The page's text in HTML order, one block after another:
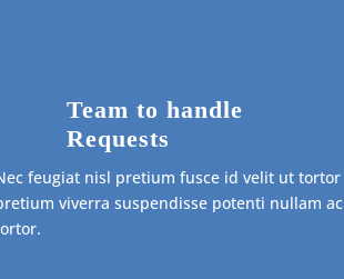
Team to handle
Requests
feugiat nisl pretium fusce id velit ut tortor
viverra suspendisse potenti nullam ac